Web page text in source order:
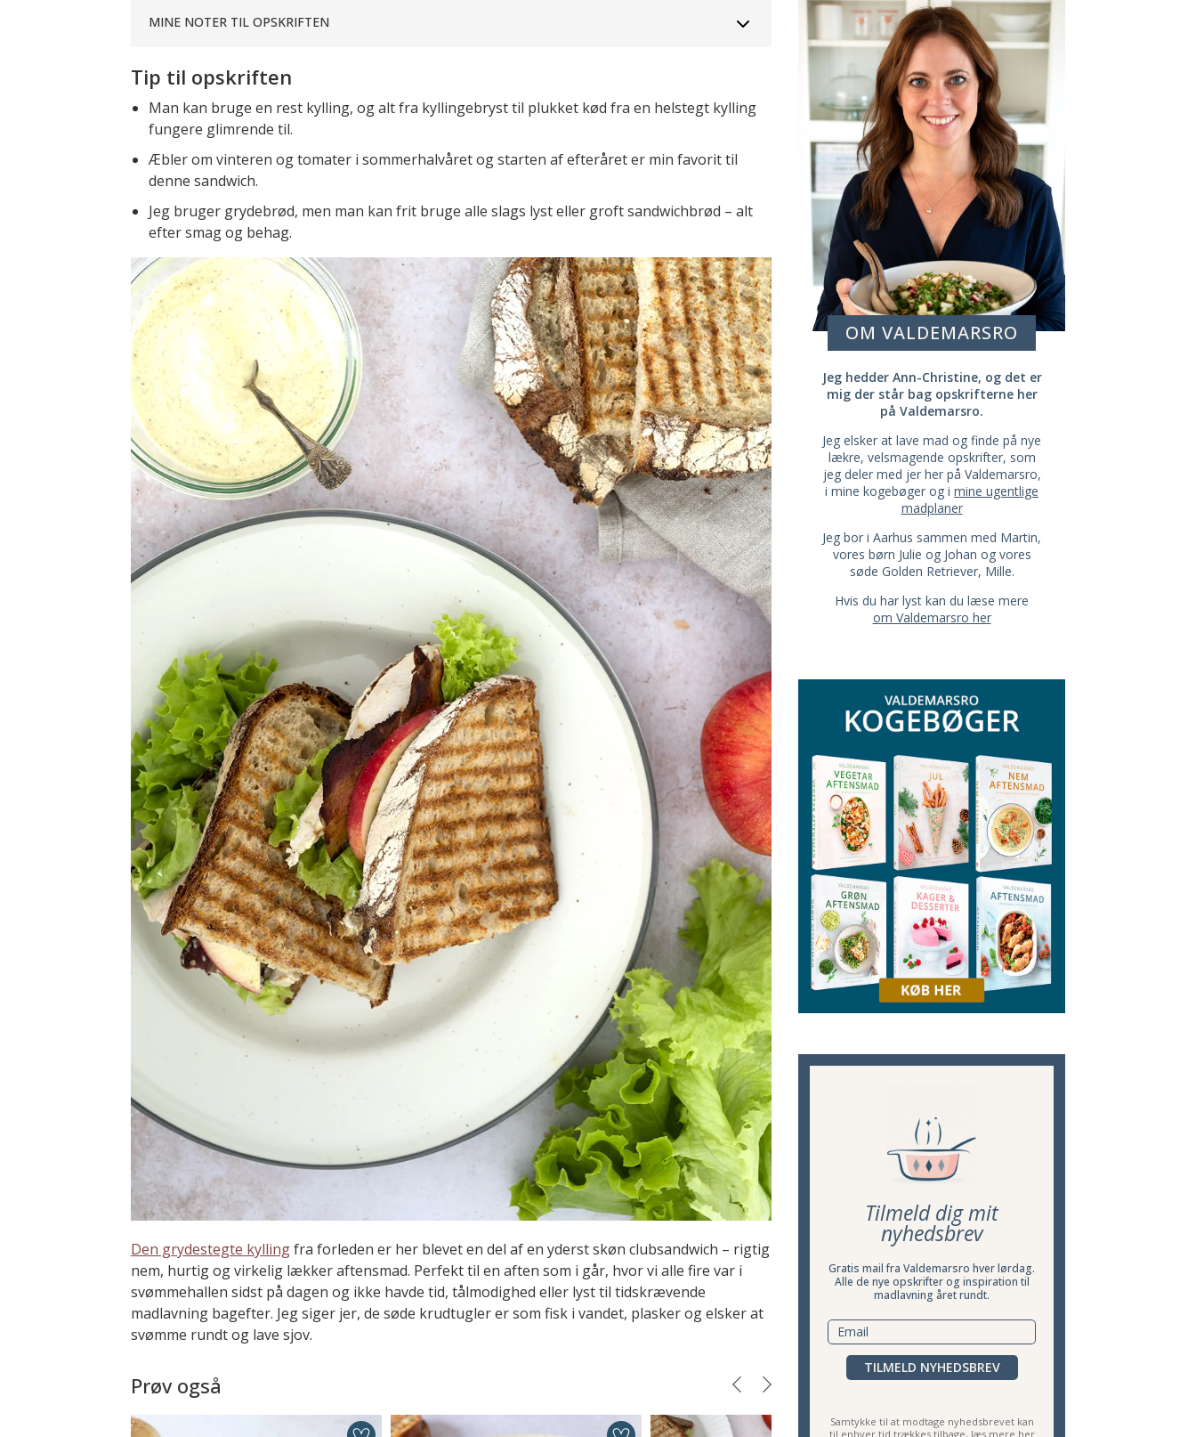
MINE NOTER TIL OPSKRIFTEN
Tip til opskriften
Man kan bruge en rest kylling, og alt fra kyllingebryst til plukket kød fra en helstegt kylling
fungere glimrende til.
Æbler om vinteren og tomater i sommerhalvåret og starten af efteråret er min favorit til
denne sandwich.
Jeg bruger grydebrød, men man kan frit bruge alle slags lyst eller groft sandwichbrød – alt
efter smag og behag.
Den grydestegte kyllingfra forleden er her blevet en del af en yderst skøn clubsandwich – rigtig
nem, hurtig og virkelig lækker aftensmad. Perfekt til en aften som i går, hvor vi alle fire var i
svømmehallen sidst på dagen og ikke havde tid, tålmodighed eller lyst til tidskrævende
madlavning bagefter. Jeg siger jer, de søde krudtugler er som fisk i vandet, plasker og elsker at
svømme rundt og lave sjov.
Prøv også
OM VALDEMARSRO
Jeg hedder Ann-Christine, og det er
mig der står bag opskrifterne her
på Valdemarsro.
Jeg elsker at lave mad og finde på nye
lækre, velsmagende opskrifter, som
jeg deler med jer her på Valdemarsro,
i mine kogebøger og i mine ugentlige
madplaner
Jeg bor i Aarhus sammen med Martin,
vores børn Julie og Johan og vores
søde Golden Retriever, Mille.
Hvis du har lyst kan du læse mere
om Valdemarsro her
Tilmeld dig mit
nyhedsbrev
Gratis mail fra Valdemarsro hver lørdag.
Alle de nye opskrifter og inspiration til
madlavning året rundt.
TILMELD NYHEDSBREV
Samtykke til at modtage nyhedsbrevet kan
til enhver tid trækkes tilbage, læs mere her